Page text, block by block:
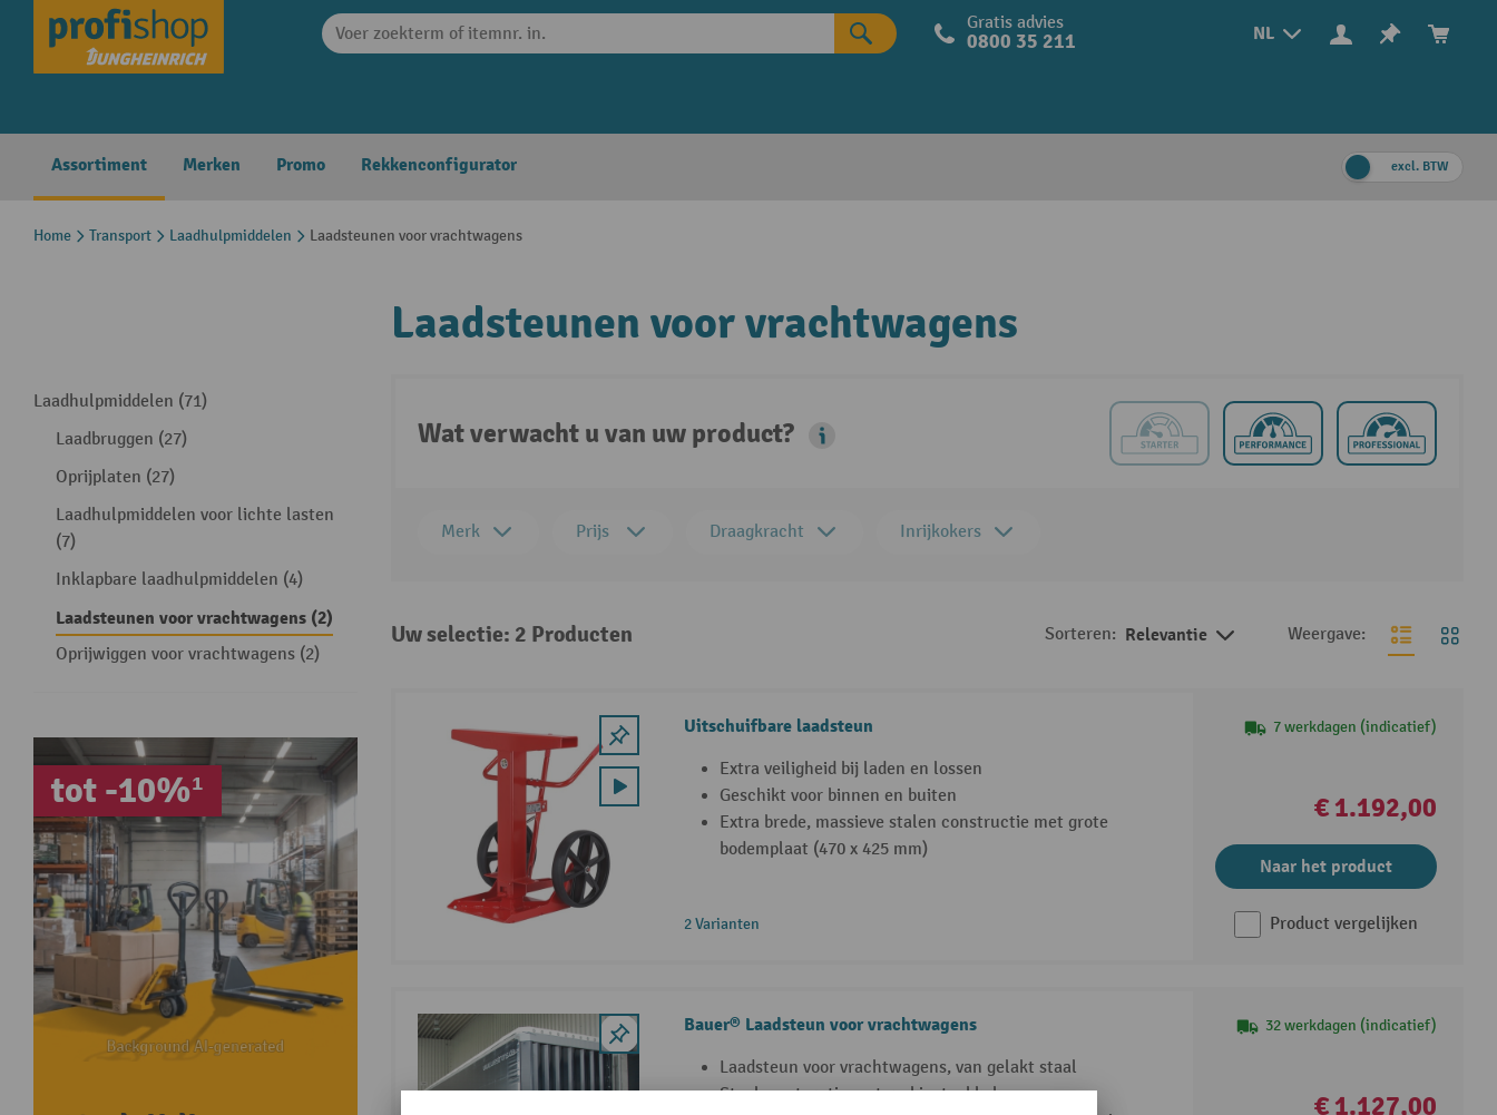
Skip to main navigation NL
Gratis advies
0800 35 211
Assortiment Merken Promo Rekkenconfigurator excl. BTW
Home Transport Laadhulpmiddelen Laadsteunen voor vrachtwagens
Laadhulpmiddelen (71)
Laadbruggen (27)
Oprijplaten (27)
Laadhulpmiddelen voor lichte lasten
(7)
Inklapbare laadhulpmiddelen (4)
Laadsteunen voor vrachtwagens (2)
Oprijwiggen voor vrachtwagens (2)
tot -10%¹
Laadsteunen voor vrachtwagens
Wat verwacht u van uw product?
Merk Prijs Draagkracht Inrijkokers
Uw selectie: 2 Producten Sorteren: Relevantie Weergave:
Uitschuifbare laadsteun
Extra veiligheid bij laden en lossen
Geschikt voor binnen en buiten
Extra brede, massieve stalen constructie met grote
bodemplaat (470 x 425 mm)
2 Varianten
7 werkdagen (indicatief)
€ 1.192,00
Naar het product
Product vergelijken
Bauer® Laadsteun voor vrachtwagens
Laadsteun voor vrachtwagens, van gelakt staal
Staalconstructie met vorkinsteekkokers
32 werkdagen (indicatief)
€ 1.127,00